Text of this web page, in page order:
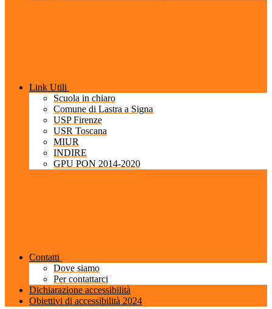
Link Utili
Scuola in chiaro
Comune di Lastra a Signa
USP Firenze
USR Toscana
MIUR
INDIRE
GPU PON 2014-2020
Contatti
Dove siamo
Per contattarci
Dichiarazione accessibilità
Obiettivi di accessibilità 2024